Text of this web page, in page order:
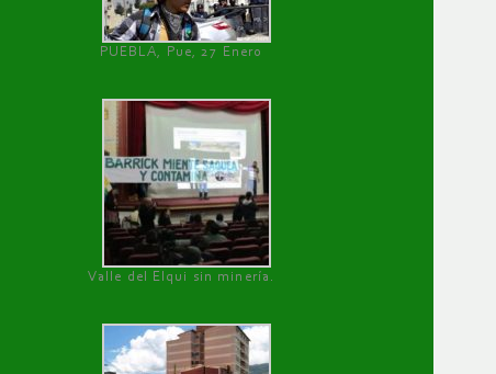
PUEBLA, Pue, 27 Enero
Valle del Elqui sin minería.